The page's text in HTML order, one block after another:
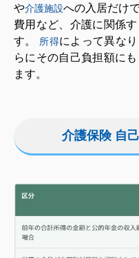
や介護施設への入居だけ
費用など、介護に関係
す。 所得によって異な
らにその自己負担額に
ます。
介護保険 自